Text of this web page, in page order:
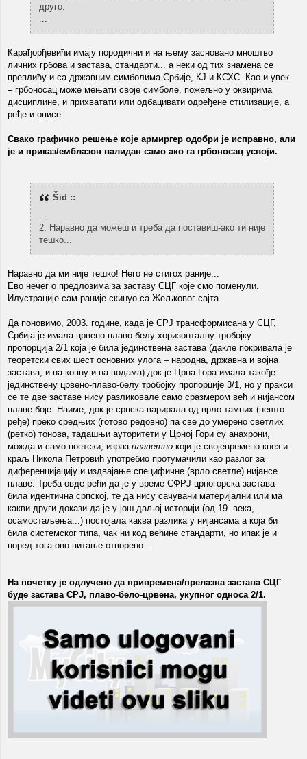
друго.
...
Карађорђевићи имају породични и на њему засновано мноштво
личних грбова и застава, стандарти... а неки од тих знамена се
преплићу и са државним симболима Србије, КЈ и КСХС. Као и увек
– грбоносац може мењати своје симболе, пожељно у оквирима
дисциплине, и прихватати или одбацивати одређене стилизације, а
ређе и описе.
Свако графичко решење које армиргер одобри је исправно, али
је и приказ/емблазон валидан само ако га грбоносац усвоји.
Šid ::
...
2. Наравно да можеш и треба да поставиш-ако ти није
тешко...
Наравно да ми није тешко! Него не стигох раније...
Ево нечег о предлозима за заставу СЦГ које смо поменули.
Илустрације сам раније скинуо са Жељковог сајта.
Да поновимо, 2003. године, када је СРЈ трансформисана у СЦГ,
Србија је имала црвено-плаво-белу хоризонталну тробојку
пропорција 2/1 која је била јединствена застава (дакле покривала је
теоретски свих шест основних улога – народна, државна и војна
застава, и на копну и на водама) док је Црна Гора имала такође
јединствену црвено-плаво-белу тробојку пропорције 3/1, но у пракси
се те две заставе нису разликовале само сразмером већ и нијансом
плаве боје. Наиме, док је српска варирала од врло тамних (нешто
ређе) преко средњих (готово редовно) па све до умерено светлих
(ретко) тонова, тадашњи ауторитети у Црној Гори су анахрони,
можда и само поетски, израз плаветно који је својевремено кнез и
краљ Никола Петровић употребио протумачили као разлог за
диференцијацију и издвајање специфичне (врло светле) нијансе
плаве. Треба овде рећи да је у време СФРЈ црногорска застава
била идентична српској, те да нису сачувани материјални или ма
какви други докази да је у још даљој историји (од 19. века,
осамостаљења...) постојала каква разлика у нијансама а која би
била системског типа, чак ни код већине стандарти, но ипак је и
поред тога ово питање отворено...
На почетку је одлучено да привремена/прелазна застава СЦГ
буде застава СРЈ, плаво-бело-црвена, укупног односа 2/1.